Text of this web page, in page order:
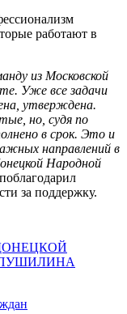
работают в
из Московской
Уже все задачи
утверждена.
но, судя по
в срок. Это и
направлений в
Народной
за поддержку.